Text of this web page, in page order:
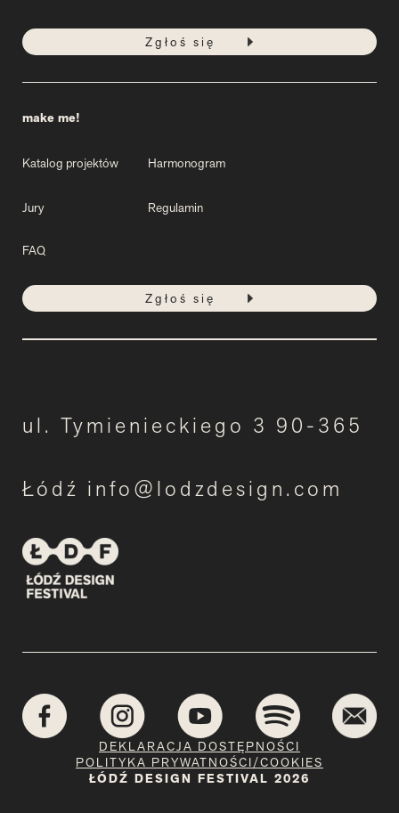
Zgłoś się
make me!
Katalog projektów Harmonogram
Jury Regulamin
FAQ
Zgłoś się
ul. Tymienieckiego 3 90-365
Łódź info@lodzdesign.com
ŁÓDŹ DESIGN FESTIVAL 2026
POLITYKA PRYWATNOŚCI/COOKIES
DEKLARACJA DOSTĘPNOŚCI